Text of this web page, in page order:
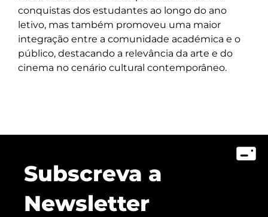
conquistas dos estudantes ao longo do ano
letivo, mas também promoveu uma maior
integração entre a comunidade académica e o
público, destacando a relevância da arte e do
cinema no cenário cultural contemporâneo.
Subscreva a
Newsletter